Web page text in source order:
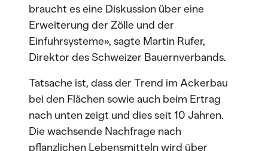
braucht es eine Diskussion über eine
Erweiterung der Zölle und der
Einfuhrsysteme», sagte Martin Rufer,
Direktor des Schweizer Bauernverbands.
Tatsache ist, dass der Trend im Ackerbau
bei den Flächen sowie auch beim Ertrag
nach unten zeigt und dies seit 10 Jahren.
Die wachsende Nachfrage nach
pflanzlichen Lebensmitteln wird über